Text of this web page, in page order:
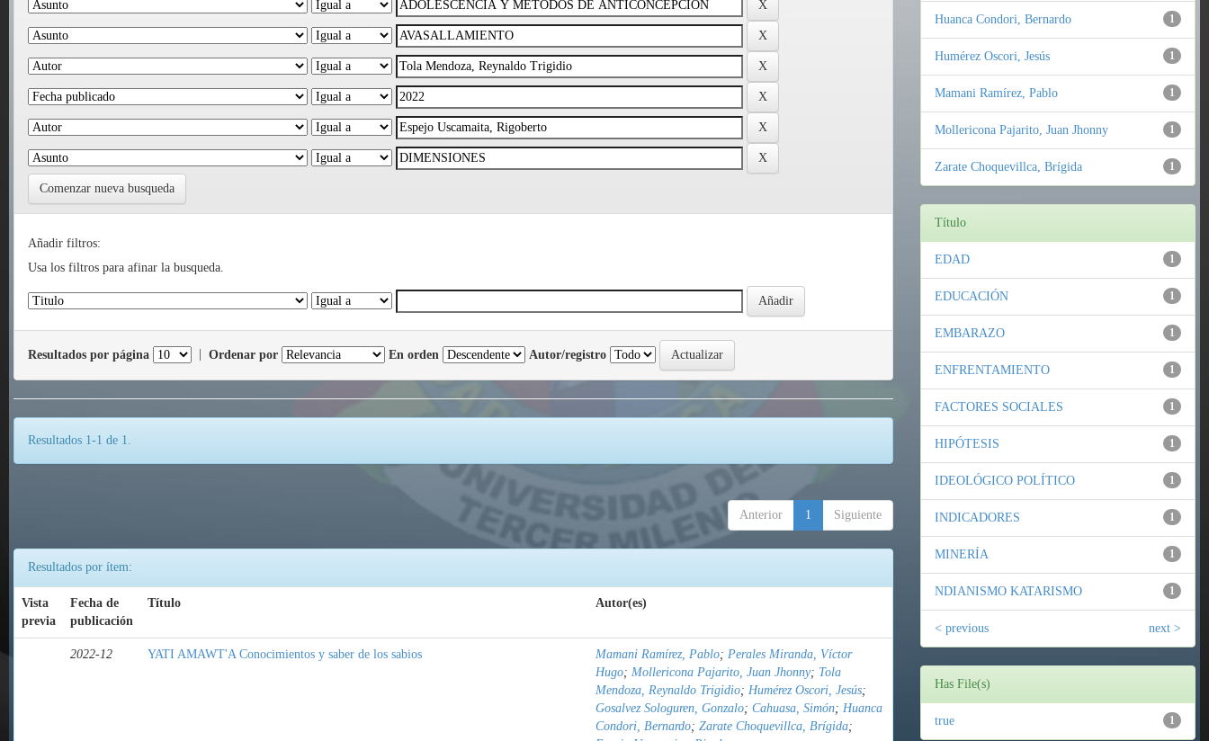
Comenzar nueva busqueda
Añadir filtros:
Usa los filtros para afinar la busqueda.
Resultados por página Ordenar por En orden Autor/registro
Resultados 1-1 de 1.
Anterior 1 Siguiente
Resultados por ítem:
Vista
previa
Fecha de
publicación
Título Autor(es)
2022-12 YATI AMAWT'A Conocimientos y saber de los sabios Mamani Ramírez, Pablo; Perales Miranda, Víctor
Hugo; Mollericona Pajarito, Juan Jhonny; Tola
Mendoza, Reynaldo Trigidio; Humérez Oscori, Jesús;
Gosalvez Sologuren, Gonzalo; Cahuasa, Simón; Huanca
Condori, Bernardo; Zarate Choquevillca, Brígida;
1
Huanca Condori, Bernardo
1
Humérez Oscori, Jesús
1
Mamani Ramírez, Pablo
1
Mollericona Pajarito, Juan Jhonny
1
Zarate Choquevillca, Brígida
Título
1
EDAD
1
EDUCACIÓN
1
EMBARAZO
1
ENFRENTAMIENTO
1
FACTORES SOCIALES
1
HIPÓTESIS
1
IDEOLÓGICO POLÍTICO
1
INDICADORES
1
MINERÍA
1
NDIANISMO KATARISMO
< previous next >
Has File(s)
1
true